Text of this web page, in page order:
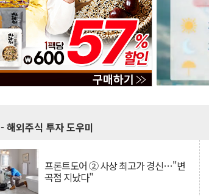
- 해외주식 투자 도우미
프론트도어 ② 사상 최고가 경신…"변
곡점 지났다"